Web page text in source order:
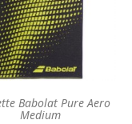
Babolat Pure Aero
Medium